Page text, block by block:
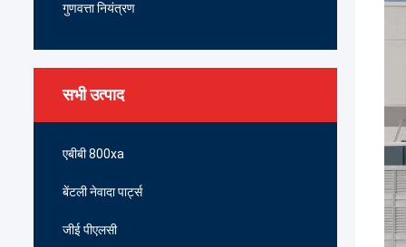
गुणवत्ता नियंत्रण
सभी उत्पाद
एबीबी 800xa
बेंटली नेवादा पार्ट्स
जीई पीएलसी